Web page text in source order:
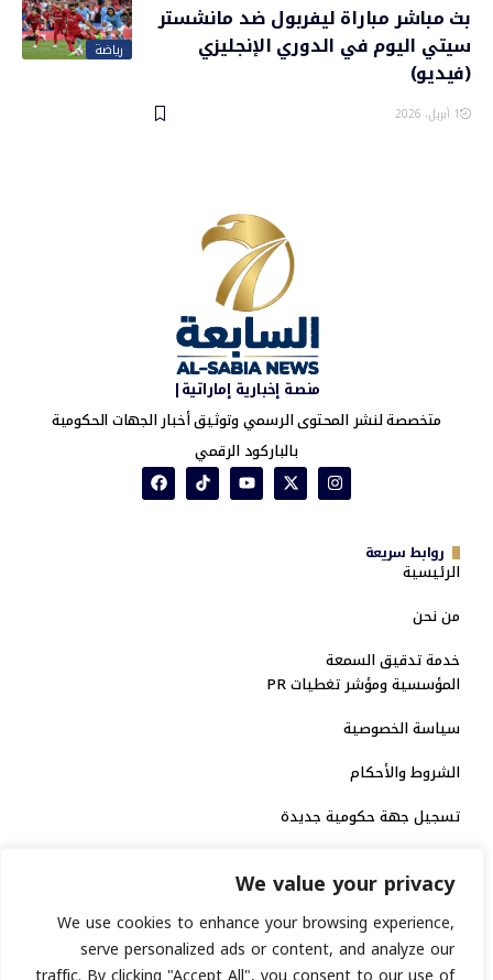
We value your privacy
We use cookies to enhance your browsing experience,
serve personalized ads or content, and analyze our
رياضة
بث مباشر مباراة ليفربول ضد مانشستر
سيتي اليوم في الدوري الإنجليزي
(فيديو)
1 أبريل، 2026
منصة إخبارية إماراتية|
متخصصة لنشر المحتوى الرسمي وتوثيق أخبار الجهات الحكومية
بالباركود الرقمي
روابط سريعة
الرئيسية
من نحن
خدمة تدقيق السمعة
المؤسسية ومؤشر تغطيات PR
سياسة الخصوصية
الشروط والأحكام
تسجيل جهة حكومية جديدة
الاعتماد الرسمي
منصة إخبارية مرخصة
انشر خبرك